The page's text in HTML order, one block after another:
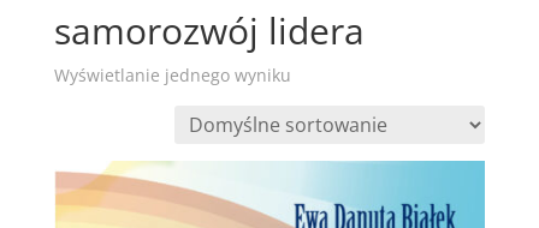
samorozwój lidera
Wyświetlanie jednego wyniku